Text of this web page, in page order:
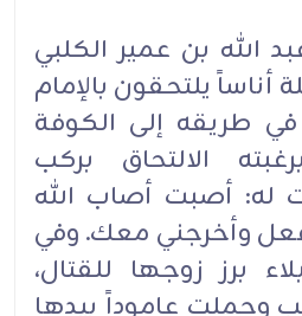
الله بن عمير الكلبي
أناساً يلتحقون بالإمام
طريقه إلى الكوفة
الالتحاق بركب
له: أصبت أصاب الله
وأخرجني معك. وفي
برز زوجها للقتال،
وحملت عاموداً بيدها